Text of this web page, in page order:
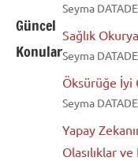
Güncel
Konular
Seyma
Sağlık
Seyma
Öksürüğe İyi
Seyma
Yapay
Olasılıklar